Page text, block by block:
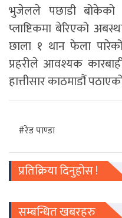
भुजेलले पछाडी बोकेको
प्लाष्टिकमा बेरिएको
छाला १ थान फेला
प्रहरीले आवश्यक
हात्तीसार काठमाडौं
#रेड पाण्डा
प्रतिक्रिया दिनुहोस !
सम्बन्धित खबरहरु